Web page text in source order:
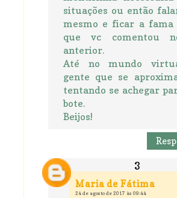
situações ou então
mesmo e ficar a fama
que vc comentou
anterior.
Até no mundo
gente que se
tentando se achegar
bote.
Beijos!
Maria de Fátima
24 de agosto de 2017 às 09:44